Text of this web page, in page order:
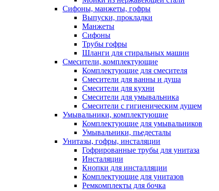
Сифоны, манжеты, гофры
Выпуски, прокладки
Манжеты
Сифоны
Трубы гофры
Шланги для стиральных машин
Смесители, комплектующие
Комплектующие для смесителя
Смесители для ванны и душа
Смесители для кухни
Смесители для умывальника
Смесители с гигиеническим душем
Умывальники, комплектующие
Комплектующие для умывальников
Умывальники, пьедесталы
Унитазы, гофры, инсталяции
Гофрированные трубы для унитаза
Инсталяции
Кнопки для инсталляции
Комплектующие для унитазов
Ремкомплекты для бочка